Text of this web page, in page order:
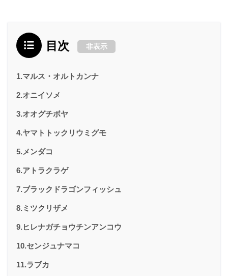
目次 非表示
1.マルス・オルトカンナ
2.オニイソメ
3.オオグチボヤ
4.ヤマトトックリウミグモ
5.メンダコ
6.アトラクラゲ
7.ブラックドラゴンフィッシュ
8.ミツクリザメ
9.ヒレナガチョウチンアンコウ
10.センジュナマコ
11.ラブカ